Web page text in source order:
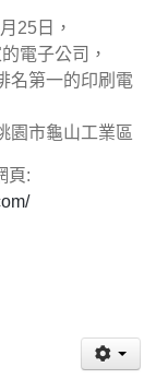
25日，
電子公司，
名第一的印刷電
園市龜山工業區
頁: